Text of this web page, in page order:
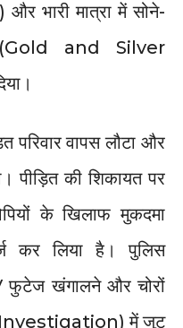
भारी मात्रा में सोने-
(Gold and Silver
परिवार वापस लौटा और
पीड़ित की शिकायत पर
के खिलाफ मुकदमा
कर लिया है। पुलिस
फुटेज खंगालने और चोरों
में जुट